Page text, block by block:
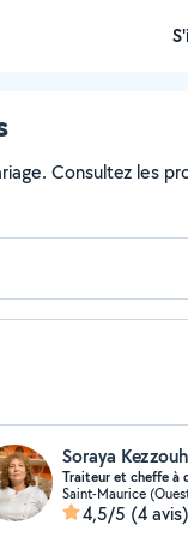
Consultez les
Traiteur et cheffe à
Saint-Maurice
4,5/5 (4 avis)